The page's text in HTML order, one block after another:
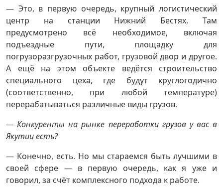
— Это, в первую очередь, крупный логистический
центр на станции Нижний Бестях. Там
предусмотрено всё необходимое, включая
подъездные пути, площадку для
погрузоразгрузочных работ, грузовой двор и другое.
А ещё на этом объекте ведётся строительство
специального цеха, где будут круглогодично
(соответственно, при любой температуре)
перерабатываться различные виды грузов.
— Конкуренты на рынке переработки грузов у вас в
Якутии есть?
— Конечно, есть. Но мы стараемся быть лучшими в
своей сфере — в первую очередь, как я уже и
говорил, за счёт комплексного подхода к работе.